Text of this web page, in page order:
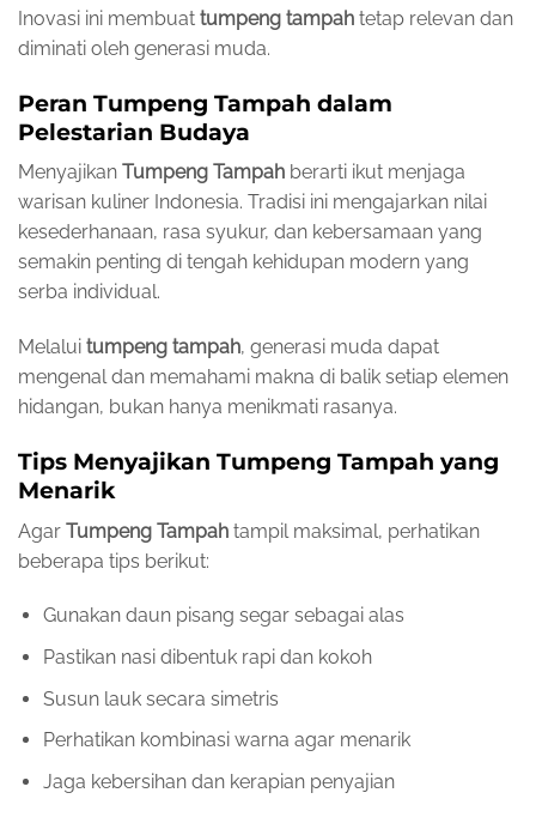
Inovasi ini membuat tumpeng tampah tetap relevan dan
diminati oleh generasi muda.
Peran Tumpeng Tampah dalam
Pelestarian Budaya
Menyajikan Tumpeng Tampah berarti ikut menjaga
warisan kuliner Indonesia. Tradisi ini mengajarkan nilai
kesederhanaan, rasa syukur, dan kebersamaan yang
semakin penting di tengah kehidupan modern yang
serba individual.
Melalui tumpeng tampah, generasi muda dapat
mengenal dan memahami makna di balik setiap elemen
hidangan, bukan hanya menikmati rasanya.
Tips Menyajikan Tumpeng Tampah yang
Menarik
Agar Tumpeng Tampah tampil maksimal, perhatikan
beberapa tips berikut:
Gunakan daun pisang segar sebagai alas
Pastikan nasi dibentuk rapi dan kokoh
Susun lauk secara simetris
Perhatikan kombinasi warna agar menarik
Jaga kebersihan dan kerapian penyajian